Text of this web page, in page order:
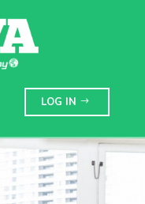
LOG IN